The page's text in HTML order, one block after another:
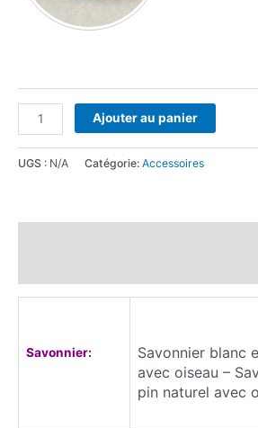
Ajouter au panier
UGS : N/A Catégorie: Accessoires
Savonnier:
Savonnier blanc
avec oiseau –
pin naturel avec